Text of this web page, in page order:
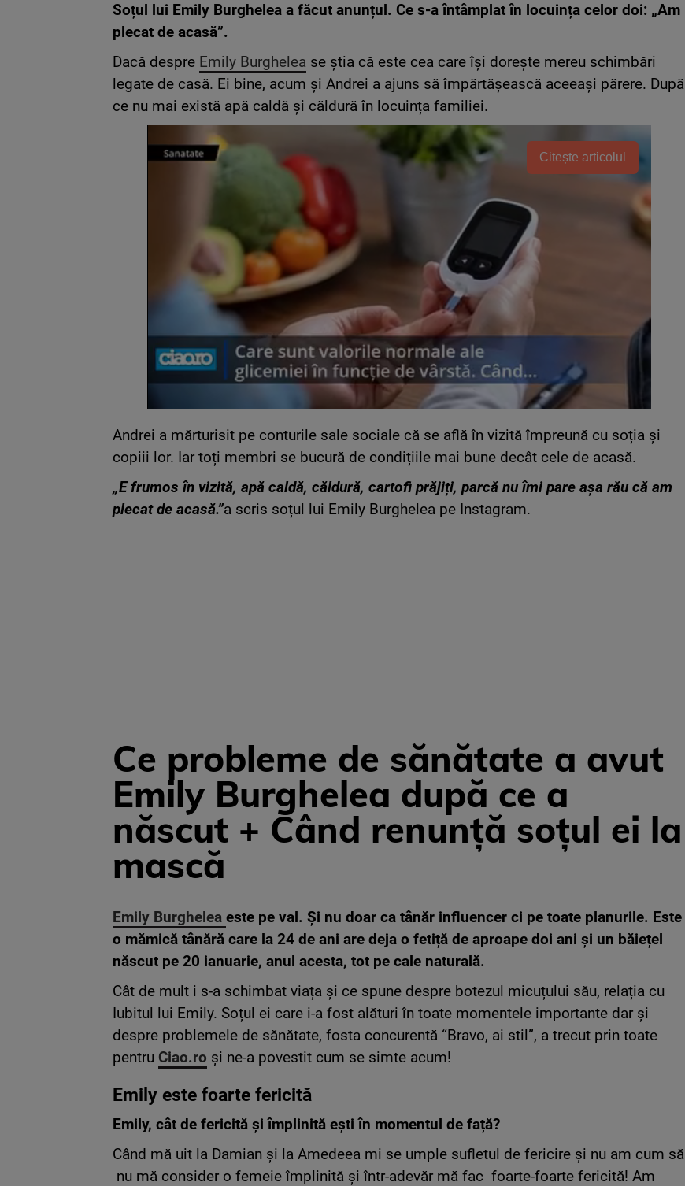
Soțul lui Emily Burghelea a făcut anunțul. Ce s-a întâmplat în locuința celor doi: „Am
plecat de acasă”.
Dacă despre Emily Burghelea se știa că este cea care își dorește mereu schimbări
legate de casă. Ei bine, acum și Andrei a ajuns să împărtășească aceeași părere. După
ce nu mai există apă caldă și căldură în locuința familiei.
Citește articolul
Andrei a mărturisit pe conturile sale sociale că se află în vizită împreună cu soția și
copiii lor. Iar toți membri se bucură de condițiile mai bune decât cele de acasă.
„E frumos în vizită, apă caldă, căldură, cartofi prăjiți, parcă nu îmi pare așa rău că am
plecat de acasă.”a scris soțul lui Emily Burghelea pe Instagram.
Ce probleme de sănătate a avut
Emily Burghelea după ce a
născut + Când renunță soțul ei la
mască
Emily Burghelea este pe val. Și nu doar ca tânăr influencer ci pe toate planurile. Este
o mămică tânără care la 24 de ani are deja o fetiță de aproape doi ani și un băiețel
născut pe 20 ianuarie, anul acesta, tot pe cale naturală.
Cât de mult i s-a schimbat viața și ce spune despre botezul micuțului său, relația cu
Iubitul lui Emily. Soțul ei care i-a fost alături în toate momentele importante dar și
despre problemele de sănătate, fosta concurentă “Bravo, ai stil”, a trecut prin toate
pentru Ciao.ro și ne-a povestit cum se simte acum!
Emily este foarte fericită
Emily, cât de fericită și împlinită ești în momentul de față?
Când mă uit la Damian și la Amedeea mi se umple sufletul de fericire și nu am cum să
nu mă consider o femeie împlinită și într-adevăr mă fac foarte-foarte fericită! Am